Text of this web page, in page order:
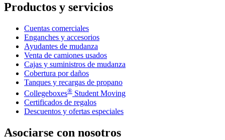
Productos y servicios
Cuentas comerciales
Enganches y accesorios
Ayudantes de mudanza
Venta de camiones usados
Cajas y suministros de mudanza
Cobertura por daños
Tanques y recargas de propano
Collegeboxes® Student Moving
Certificados de regalos
Descuentos y ofertas especiales
Asociarse con nosotros